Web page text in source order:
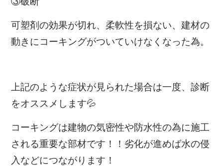
可塑剤の効果が切れ、柔軟性を損ない、建材の
動きにコーキングがついていけなくなった為。
上記のような症状が見られた場合は一度、診断
をオススメします💦
コーキングは建物の気密性や防水性の為に施工
される重要な部材です！！劣化が進めば水の侵
入などにつながります！